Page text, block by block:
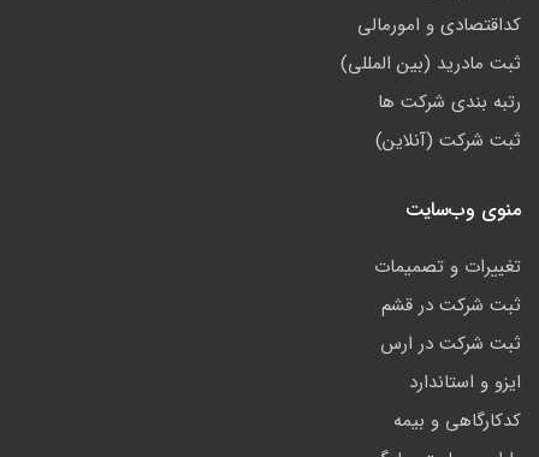
کداقتصادی و امورمالی
ثبت مادرید (بین المللی)
رتبه بندی شرکت ها
ثبت شرکت (آنلاین)
منوی وب‌سایت
تغییرات و تصمیمات
ثبت شرکت در قشم
ثبت شرکت در ارس
ایزو و استاندارد
کدکارگاهی و بیمه